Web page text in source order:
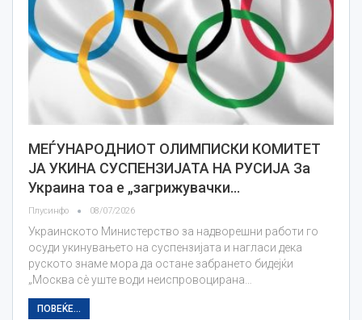
МЕЃУНАРОДНИОТ ОЛИМПИСКИ КОМИТЕТ
ЈА УКИНА СУСПЕНЗИЈАТА НА РУСИЈА За
Украина тоа е „загрижувачки…
Плусинфо 08/07/2026
Украинското Министерство за надворешни работи го
осуди укинувањето на суспензијата и нагласи дека
руското знаме мора да остане забрането бидејќи
„Москва сè уште води неиспровоцирана…
ПОВЕЌЕ...